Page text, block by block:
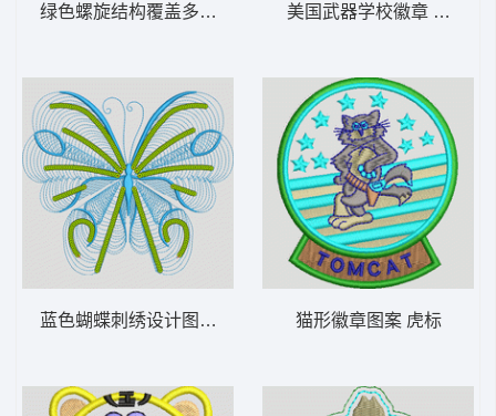
绿色螺旋结构覆盖多面体框架 骷髅
蓝色蝴蝶刺绣设计图 蝴蝶
美国武器学校徽章 飞机章
猫形徽章图案 虎标